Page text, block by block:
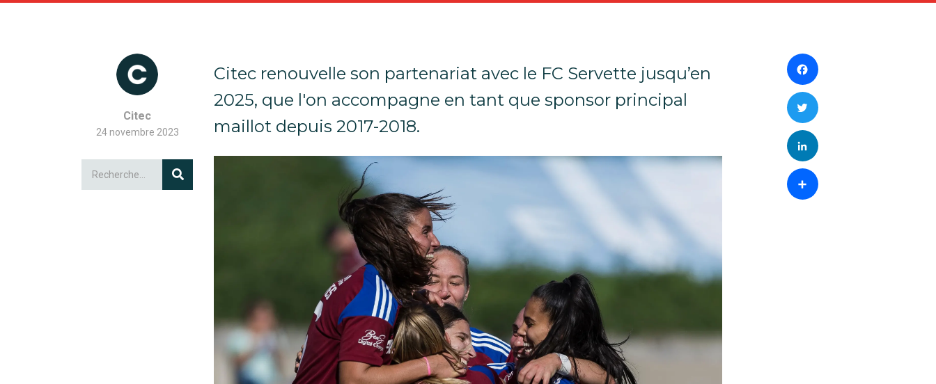
Citec
24 novembre 2023
Citec renouvelle son partenariat avec le FC Servette jusqu’en
2025, que l'on accompagne en tant que sponsor principal
maillot depuis 2017-2018.
Facebook
Twitter
LinkedIn
Partager